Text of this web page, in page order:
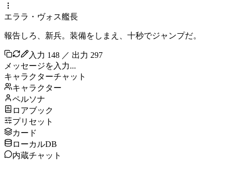
エララ・ヴォス艦長
報告しろ、新兵。装備をしまえ、十秒でジャンプだ。
入力 148 ／ 出力 297
メッセージを入力...
キャラクターチャット
キャラクター
ペルソナ
ロアブック
プリセット
カード
ローカルDB
内蔵チャット